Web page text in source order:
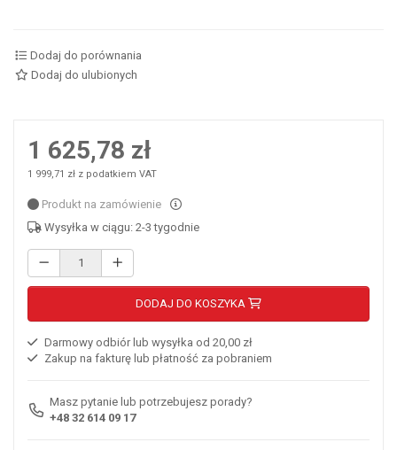
Dodaj do porównania
Dodaj do ulubionych
1 625,78 zł
1 999,71 zł z podatkiem VAT
Produkt na zamówienie
Wysyłka w ciągu: 2-3 tygodnie
DODAJ DO KOSZYKA
Darmowy odbiór lub wysyłka od 20,00 zł
Zakup na fakturę lub płatność za pobraniem
Masz pytanie lub potrzebujesz porady?
+48 32 614 09 17